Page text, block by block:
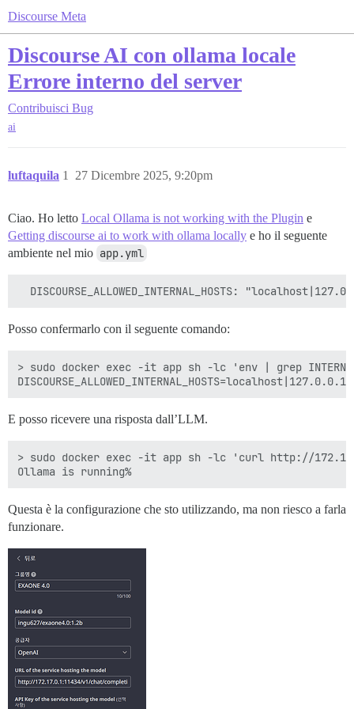
Discourse Meta
Discourse AI con ollama locale
Errore interno del server
Contribuisci Bug
ai
luftaquila 27 Dicembre 2025, 9:20pm
1
Ciao. Ho letto Local Ollama is not working with the Plugin e
Getting discourse ai to work with ollama locally e ho il seguente
ambiente nel mio app.yml
Posso confermarlo con il seguente comando:
> sudo docker exec -it app sh -lc 'env | grep
E posso ricevere una risposta dall’LLM.
> sudo docker exec -it app sh -lc 'curl http://
Questa è la configurazione che sto utilizzando, ma non riesco a farla
funzionare.